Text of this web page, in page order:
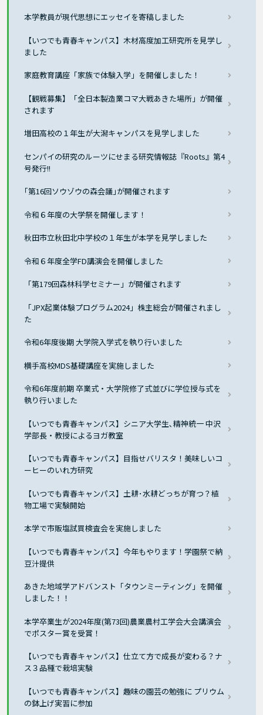
本学教員が現代思想にエッセイを寄稿しました
【いつでも青春キャンパス】木材高度加工研究所を見学し
ました
家庭教育講座「家族で体験入学」を開催しました！
【観戦募集】「全日本製造業コマ大戦あきた場所」が開催
されます
増田高校の１年生が大潟キャンパスを見学しました
センパイの研究のルーツにせまる研究情報誌『Roots』第4
号発行!!
｢第16回ソウゾウの森会議｣が開催されます
令和６年度の大学祭を開催します！
秋田市立秋田北中学校の１年生が本学を見学しました
令和６年度全学FD講演会を開催しました
「第179回森林科学セミナー」が開催されます
「JPX起業体験プログラム2024」株主総会が開催されまし
た
令和6年度後期 大学院入学式を執り行いました
横手高校MDS基礎講座を実施しました
令和6年度前期 卒業式・大学院修了式並びに学位授与式を
執り行いました
【いつでも青春キャンパス】シニア大学生､精神統一 中沢
学部長・教授によるヨガ教室
【いつでも青春キャンパス】目指せバリスタ！美味しいコ
ーヒーのいれ方研究
【いつでも青春キャンパス】土耕･水耕どっちが育つ？植
物工場で実験開始
本学で市販塩試買検査会を実施しました
【いつでも青春キャンパス】今年もやります！学園祭で納
豆汁提供
あきた地域学アドバンスト「タウンミーティング」を開催
しました！！
本学卒業生が2024年度(第73回)農業農村工学会大会講演会
でポスター賞を受賞！
【いつでも青春キャンパス】仕立て方で成長が変わる？ナ
ス３品種で栽培実験
【いつでも青春キャンパス】趣味の園芸の勉強に プリウム
の鉢上げ実習に参加